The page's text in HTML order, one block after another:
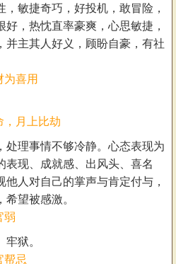
敏捷奇巧，好投机，敢冒险，
，热忱直率豪爽，心思敏捷，
并主其人好义，顾盼自豪，有社
为喜用
，月上比劫
处理事情不够冷静。心态表现为
表现、成就感、出风头、喜名
人对自己的掌声与肯定付与，
望被感激。
弱
狱。
帮忌